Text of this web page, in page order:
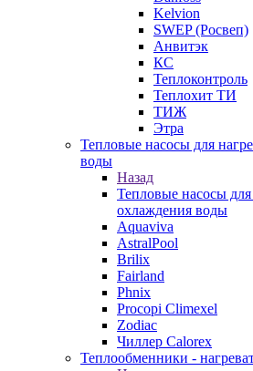
Kelvion
SWEP (Росвеп)
Анвитэк
КС
Теплоконтроль
Теплохит ТИ
ТИЖ
Этра
Тепловые насосы для
воды
Назад
Тепловые насосы
охлаждения воды
Aquaviva
AstralPool
Brilix
Fairland
Phnix
Procopi Climexel
Zodiac
Чиллер Calorex
Теплообменники -